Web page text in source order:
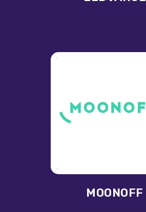
MOONOFF